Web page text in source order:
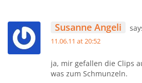
Susanne Angeli
11.06.11 at 20:52
ja, mir gefallen die Clips
was zum Schmunzeln.